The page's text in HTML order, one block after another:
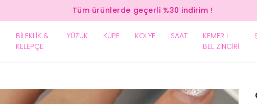
Tüm ürünlerde geçerli %30 indirim !
BİLEKLİK &
KELEPÇE
YÜZÜK KÜPE KOLYE SAAT
KEMER I
BEL ZİNCİRİ